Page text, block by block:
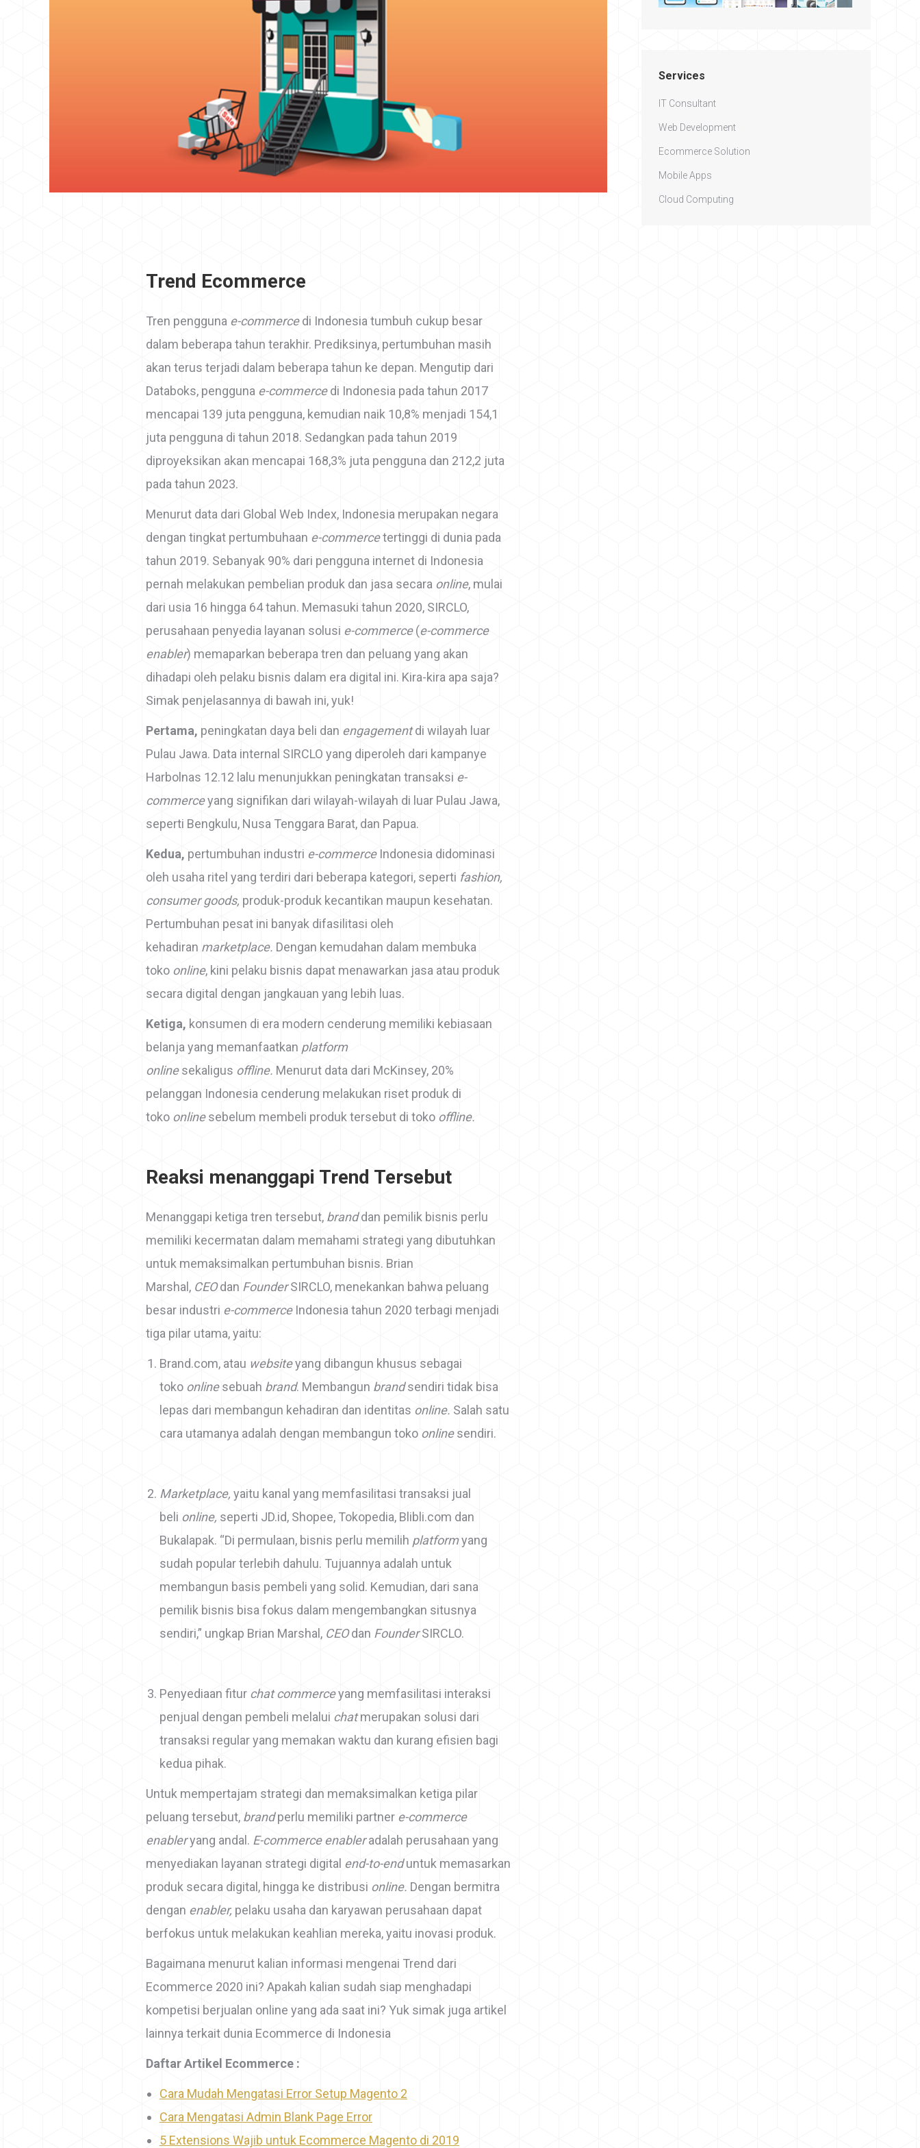
Trend Ecommerce
Tren pengguna e-commercedi Indonesia tumbuh cukup besar
dalam beberapa tahun terakhir. Prediksinya, pertumbuhan masih
akan terus terjadi dalam beberapa tahun ke depan. Mengutip dari
Databoks, pengguna e-commercedi Indonesia pada tahun 2017
mencapai 139 juta pengguna, kemudian naik 10,8% menjadi 154,1
juta pengguna di tahun 2018. Sedangkan pada tahun 2019
diproyeksikan akan mencapai 168,3% juta pengguna dan 212,2 juta
pada tahun 2023.
Menurut data dari Global Web Index, Indonesia merupakan negara
dengan tingkat pertumbuhaan e-commercetertinggi di dunia pada
tahun 2019. Sebanyak 90% dari pengguna internet di Indonesia
pernah melakukan pembelian produk dan jasa secara online, mulai
dari usia 16 hingga 64 tahun. Memasuki tahun 2020, SIRCLO,
perusahaan penyedia layanan solusi e-commerce(e-commerce
enabler) memaparkan beberapa tren dan peluang yang akan
dihadapi oleh pelaku bisnis dalam era digital ini. Kira-kira apa saja?
Simak penjelasannya di bawah ini, yuk!
Pertama, peningkatan daya beli dan engagementdi wilayah luar
Pulau Jawa. Data internal SIRCLO yang diperoleh dari kampanye
Harbolnas 12.12 lalu menunjukkan peningkatan transaksi e-
commerceyang signifikan dari wilayah-wilayah di luar Pulau Jawa,
seperti Bengkulu, Nusa Tenggara Barat, dan Papua.
Kedua, pertumbuhan industri e-commerce Indonesia didominasi
oleh usaha ritel yang terdiri dari beberapa kategori, seperti fashion,
consumer goods, produk-produk kecantikan maupun kesehatan.
Pertumbuhan pesat ini banyak difasilitasi oleh
kehadiran marketplace. Dengan kemudahan dalam membuka
toko online, kini pelaku bisnis dapat menawarkan jasa atau produk
secara digital dengan jangkauan yang lebih luas.
Ketiga, konsumen di era modern cenderung memiliki kebiasaan
belanja yang memanfaatkan platform
onlinesekaligus offline. Menurut data dari McKinsey, 20%
pelanggan Indonesia cenderung melakukan riset produk di
toko onlinesebelum membeli produk tersebut di toko offline.
Reaksi menanggapi Trend Tersebut
Menanggapi ketiga tren tersebut, branddan pemilik bisnis perlu
memiliki kecermatan dalam memahami strategi yang dibutuhkan
untuk memaksimalkan pertumbuhan bisnis. Brian
Marshal, CEOdan FounderSIRCLO, menekankan bahwa peluang
besar industri e-commerce Indonesia tahun 2020 terbagi menjadi
tiga pilar utama, yaitu:
Brand.com, atau websiteyang dibangun khusus sebagai
toko onlinesebuah brand. Membangun brandsendiri tidak bisa
lepas dari membangun kehadiran dan identitas online. Salah satu
cara utamanya adalah dengan membangun toko onlinesendiri.
Marketplace, yaitu kanal yang memfasilitasi transaksi jual
beli online, seperti JD.id, Shopee, Tokopedia, Blibli.com dan
Bukalapak. “Di permulaan, bisnis perlu memilih platformyang
sudah popular terlebih dahulu. Tujuannya adalah untuk
membangun basis pembeli yang solid. Kemudian, dari sana
pemilik bisnis bisa fokus dalam mengembangkan situsnya
sendiri,” ungkap Brian Marshal, CEOdan FounderSIRCLO.
Penyediaan fitur chat commerceyang memfasilitasi interaksi
penjual dengan pembeli melalui chatmerupakan solusi dari
transaksi regular yang memakan waktu dan kurang efisien bagi
kedua pihak.
Untuk mempertajam strategi dan memaksimalkan ketiga pilar
peluang tersebut, brandperlu memiliki partnere-commerce
enableryang andal. E-commerce enableradalah perusahaan yang
menyediakan layanan strategi digital end-to-enduntuk memasarkan
produk secara digital, hingga ke distribusi online. Dengan bermitra
dengan enabler, pelaku usaha dan karyawan perusahaan dapat
berfokus untuk melakukan keahlian mereka, yaitu inovasi produk.
Bagaimana menurut kalian informasi mengenai Trend dari
Ecommerce 2020 ini? Apakah kalian sudah siap menghadapi
kompetisi berjualan online yang ada saat ini? Yuk simak juga artikel
lainnya terkait dunia Ecommerce di Indonesia
Daftar Artikel Ecommerce :
Cara Mudah Mengatasi Error Setup Magento 2
Cara Mengatasi Admin Blank Page Error
5 Extensions Wajib untuk Ecommerce Magento di 2019
Services
IT Consultant
Web Development
Ecommerce Solution
Mobile Apps
Cloud Computing